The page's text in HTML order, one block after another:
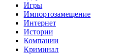
Игры
Импортозамещение
Интернет
Истории
Компании
Криминал